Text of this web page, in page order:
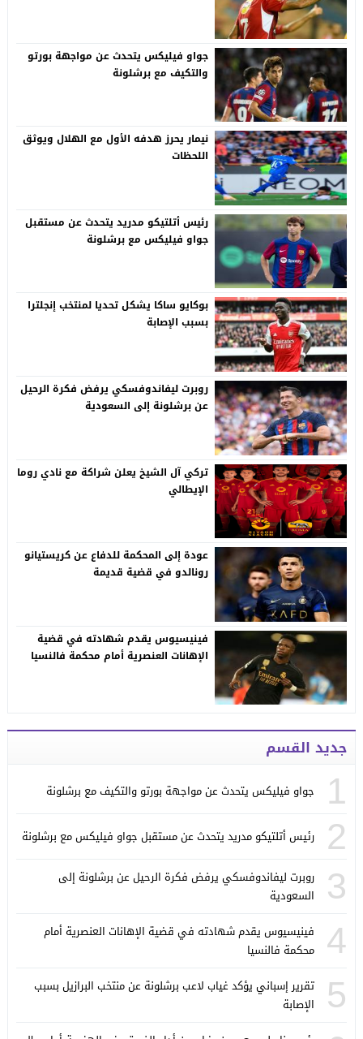
جواو فيليكس يتحدث عن مواجهة بورتو
والتكيف مع برشلونة
نيمار يحرز هدفه الأول مع الهلال ويوثق
اللحظات
رئيس أتلتيكو مدريد يتحدث عن مستقبل
جواو فيليكس مع برشلونة
بوكايو ساكا يشكل تحديا لمنتخب إنجلترا
بسبب الإصابة
روبرت ليفاندوفسكي يرفض فكرة الرحيل
عن برشلونة إلى السعودية
تركي آل الشيخ يعلن شراكة مع نادي روما
الإيطالي
عودة إلى المحكمة للدفاع عن كريستيانو
رونالدو في قضية قديمة
فينيسيوس يقدم شهادته في قضية
الإهانات العنصرية أمام محكمة فالنسيا
جديد القسم
1 جواو فيليكس يتحدث عن مواجهة بورتو والتكيف مع برشلونة
2 رئيس أتلتيكو مدريد يتحدث عن مستقبل جواو فيليكس مع برشلونة
3
روبرت ليفاندوفسكي يرفض فكرة الرحيل عن برشلونة إلى
السعودية
4
فينيسيوس يقدم شهادته في قضية الإهانات العنصرية أمام
محكمة فالنسيا
5
تقرير إسباني يؤكد غياب لاعب برشلونة عن منتخب البرازيل بسبب
الإصابة